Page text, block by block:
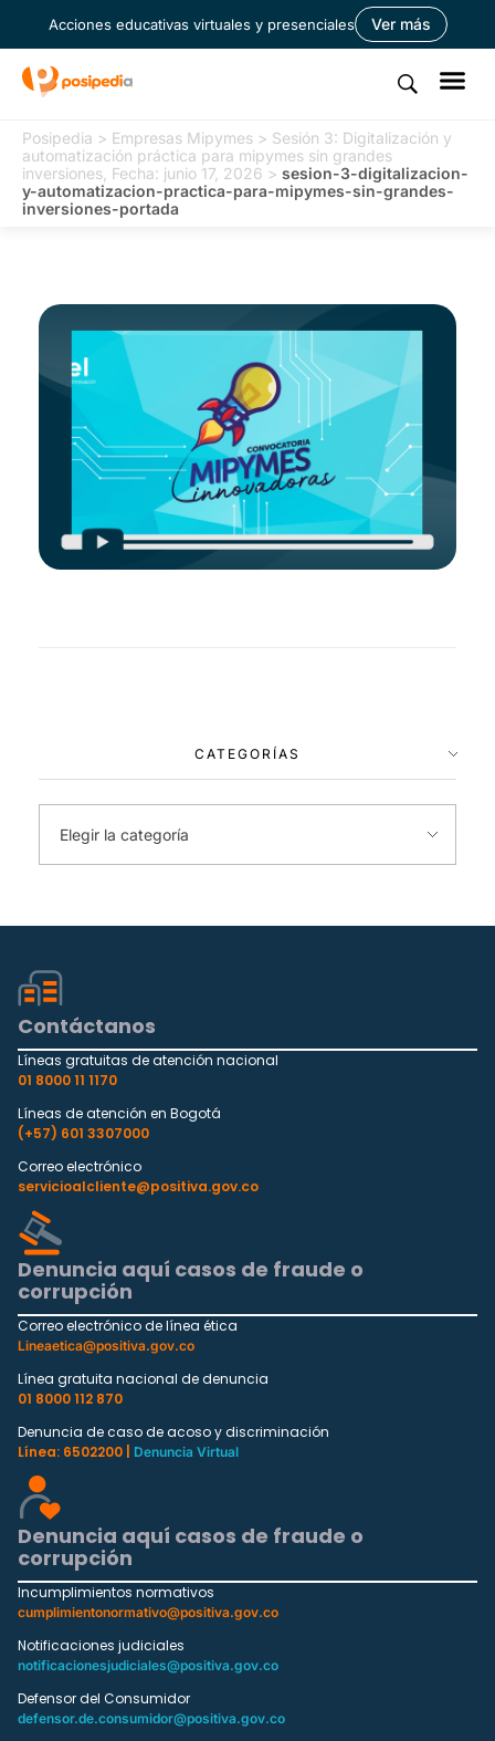
Acciones educativas virtuales y presenciales Ver más
Posipedia > Empresas Mipymes > Sesión 3: Digitalización y
automatización práctica para mipymes sin grandes
inversiones, Fecha: junio 17, 2026 > sesion-3-digitalizacion-
y-automatizacion-practica-para-mipymes-sin-grandes-
inversiones-portada
CATEGORÍAS
Contáctanos
Líneas gratuitas de atención nacional
01 8000 11 1170
Líneas de atención en Bogotá
(+57) 601 3307000
Correo electrónico
servicioalcliente@positiva.gov.co
Denuncia aquí casos de fraude o
corrupción
Correo electrónico de línea ética
Lineaetica@positiva.gov.co
Línea gratuita nacional de denuncia
01 8000 112 870
Denuncia de caso de acoso y discriminación
Línea: 6502200 |
Denuncia Virtual
Denuncia aquí casos de fraude o
corrupción
Incumplimientos normativos
cumplimientonormativo@positiva.gov.co
Notificaciones judiciales
notificacionesjudiciales@positiva.gov.co
Defensor del Consumidor
defensor.de.consumidor@positiva.gov.co